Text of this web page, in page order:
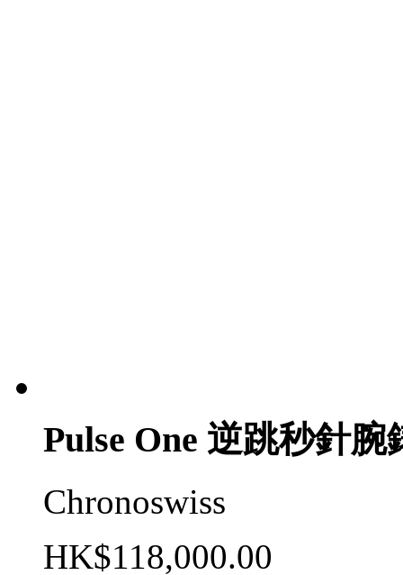
Pulse One 逆跳秒針腕
Chronoswiss
HK$118,000.00